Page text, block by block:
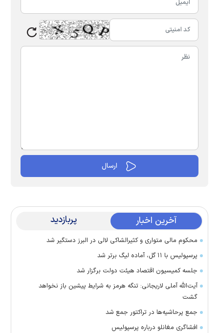
آخرین اخبار پربازدید
محکوم مالی متواری و کثیرالشاکی لالی در البرز دستگیر شد
پرسپولیس با ۱۱ گل، آماده لیگ برتر شد
جلسه کمیسیون اقتصاد هیئت دولت برگزار شد
آیت‌الله آملی لاریجانی: تنگه هرمز به شرایط پیشین باز نخواهد
گشت
جمع پرحاشیه‌ها در تراکتور جمع شد
افشاگری مغانلو درباره پرسپولیس